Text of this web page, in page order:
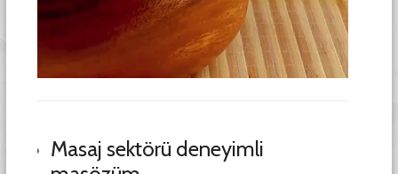
Masaj sektörü deneyimli